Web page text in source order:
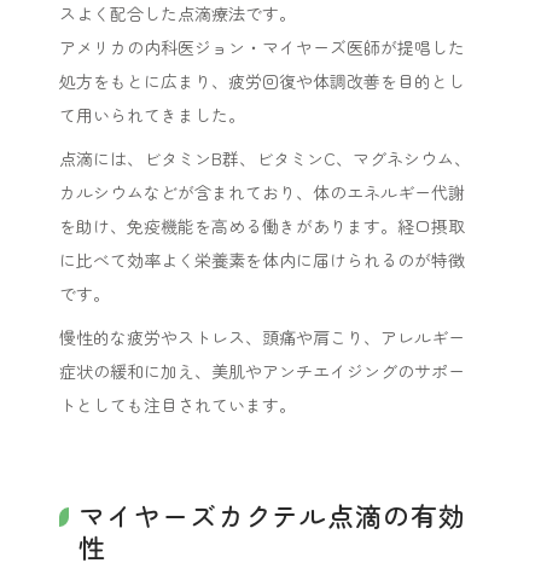
スよく配合した点滴療法です。
アメリカの内科医ジョン・マイヤーズ医師が提唱した
処方をもとに広まり、疲労回復や体調改善を目的とし
て用いられてきました。
点滴には、ビタミンB群、ビタミンC、マグネシウム、
カルシウムなどが含まれており、体のエネルギー代謝
を助け、免疫機能を高める働きがあります。経口摂取
に比べて効率よく栄養素を体内に届けられるのが特徴
です。
慢性的な疲労やストレス、頭痛や肩こり、アレルギー
症状の緩和に加え、美肌やアンチエイジングのサポー
トとしても注目されています。
マイヤーズカクテル点滴の有効
性